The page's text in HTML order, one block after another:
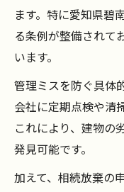
ます。特に愛知県碧
る条例が整備されて
います。
管理ミスを防ぐ具体
会社に定期点検や清
これにより、建物の
発見可能です。
加えて、相続放棄の